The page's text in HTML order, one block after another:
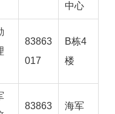
中心
83863
017
B栋4
楼
83863 海军